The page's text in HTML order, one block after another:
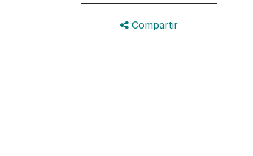
Compartir